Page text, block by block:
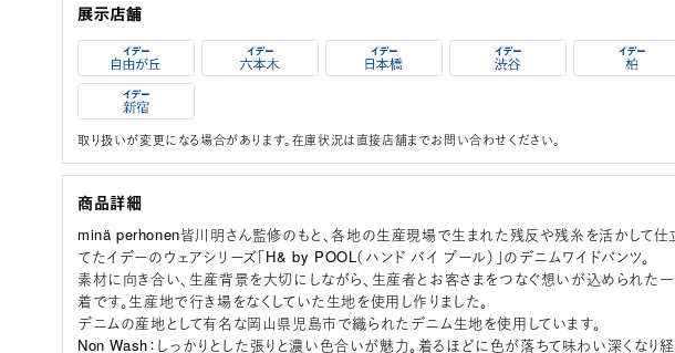
取り扱いが変更になる場合があります。在庫状況は直接店舗までお問い合わせください。
商品詳細
minä perhonen皆川明さん監修のもと、各地の生産現場で生まれた残反や残糸を活かして仕
てたイデーのウェアシリーズ「H& by POOL（ハンド バイ プール）」のデニムワイドパンツ。
素材に向き合い、生産背景を大切にしながら、生産者とお客さまをつなぐ想いが込められた一
着です。生産地で行き場をなくしていた生地を使用し作りました。
デニムの産地として有名な岡山県児島市で織られたデニム生地を使用しています。
Non Wash：しっかりとした張りと濃い色合いが魅力。着るほどに色が落ちて味わい深くなり経